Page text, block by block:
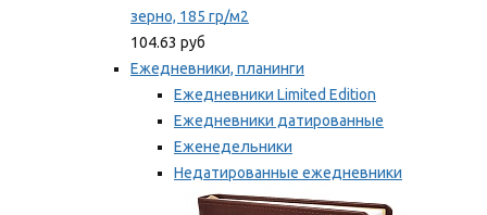
зерно, 185 гр/м2
104.63 руб
Ежедневники, планинги
Ежедневники Limited Edition
Ежедневники датированные
Еженедельники
Недатированные ежедневники
Планинги